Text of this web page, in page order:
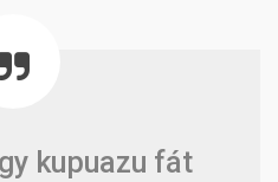
kupuazu fát